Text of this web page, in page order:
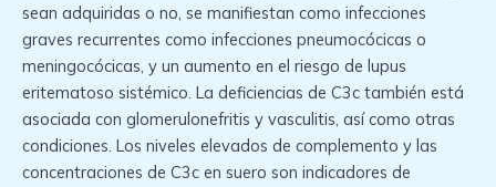
sean adquiridas o no, se manifiestan como infecciones
graves recurrentes como infecciones pneumocócicas o
meningocócicas, y un aumento en el riesgo de lupus
eritematoso sistémico. La deficiencias de C3c también está
asociada con glomerulonefritis y vasculitis, así como otras
condiciones. Los niveles elevados de complemento y las
concentraciones de C3c en suero son indicadores de